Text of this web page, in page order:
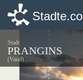
Stadte.co
Stadt
PRANGINS
(Vaud)
Stadte.co